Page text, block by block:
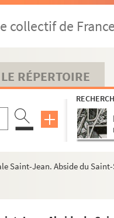
collectif de France
LE RÉPERTOIRE
Saint-Jean. Abside du